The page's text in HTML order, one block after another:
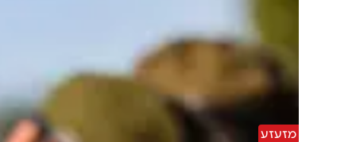
מזעזע